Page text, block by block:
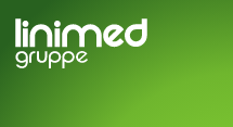
Skip
to